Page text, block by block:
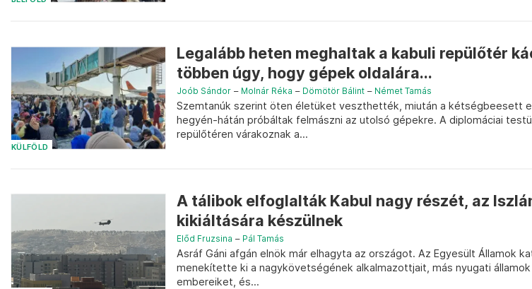
KÜLFÖLD
Legalább heten meghaltak a kabuli repülőtér
többen úgy, hogy gépek oldalára...
Joób Sándor – Molnár Réka – Dömötör Bálint – Német Tamás
Szemtanúk szerint öten életüket veszthették, miután a kétségbeesett
hegyén-hátán próbáltak felmászni az utolsó gépekre. A diplomáciai
repülőtéren várakoznak a...
A tálibok elfoglalták Kabul nagy részét, az
kikiáltására készülnek
Előd Fruzsina – Pál Tamás
Asráf Gáni afgán elnök már elhagyta az országot. Az Egyesült Államok
menekítette ki a nagykövetségének alkalmazottjait, más nyugati
embereiket, és...